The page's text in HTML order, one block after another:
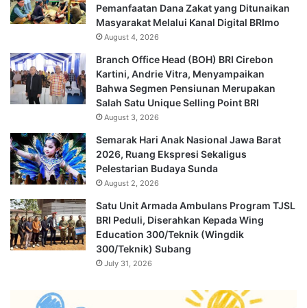
Pemanfaatan Dana Zakat yang Ditunaikan
Masyarakat Melalui Kanal Digital BRImo
August 4, 2026
Branch Office Head (BOH) BRI Cirebon
Kartini, Andrie Vitra, Menyampaikan
Bahwa Segmen Pensiunan Merupakan
Salah Satu Unique Selling Point BRI
August 3, 2026
Semarak Hari Anak Nasional Jawa Barat
2026, Ruang Ekspresi Sekaligus
Pelestarian Budaya Sunda
August 2, 2026
Satu Unit Armada Ambulans Program TJSL
BRI Peduli, Diserahkan Kepada Wing
Education 300/Teknik (Wingdik
300/Teknik) Subang
July 31, 2026